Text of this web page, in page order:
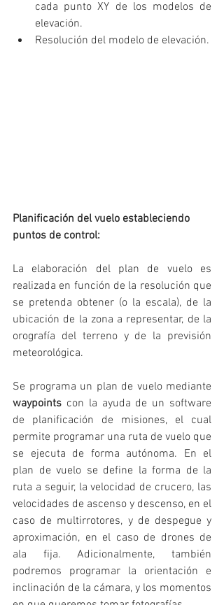
cada punto XY de los modelos de
elevación.
Planificación del vuelo estableciendo
puntos de control:
La elaboración del plan de vuelo es
realizada en función de la resolución que
se pretenda obtener (o la escala), de la
ubicación de la zona a representar, de la
orografía del terreno y de la previsión
meteorológica.
waypoints con la ayuda de un software
de planificación de misiones, el cual
permite programar una ruta de vuelo que
se ejecuta de forma autónoma. En el
plan de vuelo se define la forma de la
ruta a seguir, la velocidad de crucero, las
velocidades de ascenso y descenso, en el
caso de multirrotores, y de despegue y
aproximación, en el caso de drones de
ala fija. Adicionalmente, también
podremos programar la orientación e
inclinación de la cámara, y los momentos